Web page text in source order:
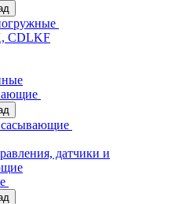
CDLKF
датчики и